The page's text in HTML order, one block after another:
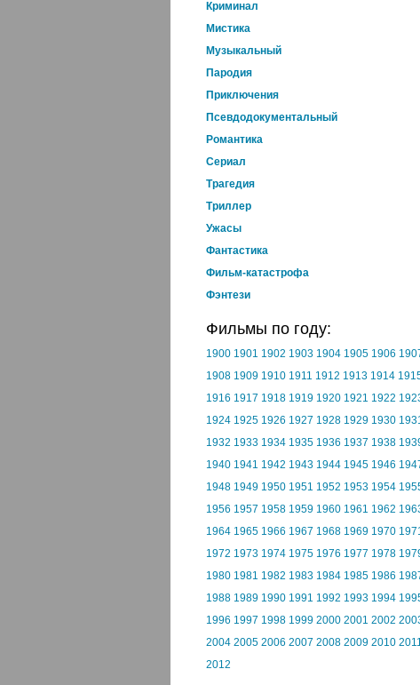
Криминал
Мистика
Музыкальный
Пародия
Приключения
Псевдодокументальный
Романтика
Cериал
Трагедия
Триллер
Ужасы
Фантастика
Фильм-катастрофа
Фэнтези
Фильмы по году:
1900 1901 1902 1903 1904 1905 1906
1908 1909 1910 1911 1912 1913 1914
1916 1917 1918 1919 1920 1921 1922
1924 1925 1926 1927 1928 1929 1930
1932 1933 1934 1935 1936 1937 1938
1940 1941 1942 1943 1944 1945 1946
1948 1949 1950 1951 1952 1953 1954
1956 1957 1958 1959 1960 1961 1962
1964 1965 1966 1967 1968 1969 1970
1972 1973 1974 1975 1976 1977 1978
1980 1981 1982 1983 1984 1985 1986
1988 1989 1990 1991 1992 1993 1994
1996 1997 1998 1999 2000 2001 2002
2004 2005 2006 2007 2008 2009 2010
2012